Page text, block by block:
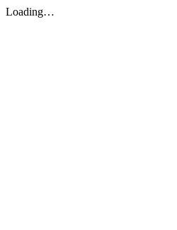
Loading…